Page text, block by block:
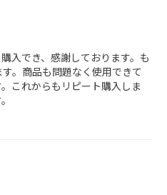
入でき、感謝しております。も
。商品も問題なく使用できて
これからもリピート購入しま